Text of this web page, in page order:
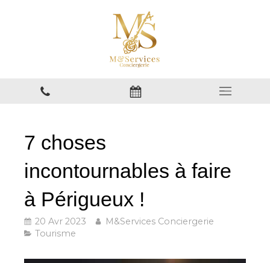
7 choses
incontournables à faire
à Périgueux !
20 Avr 2023
M&Services Conciergerie
Tourisme